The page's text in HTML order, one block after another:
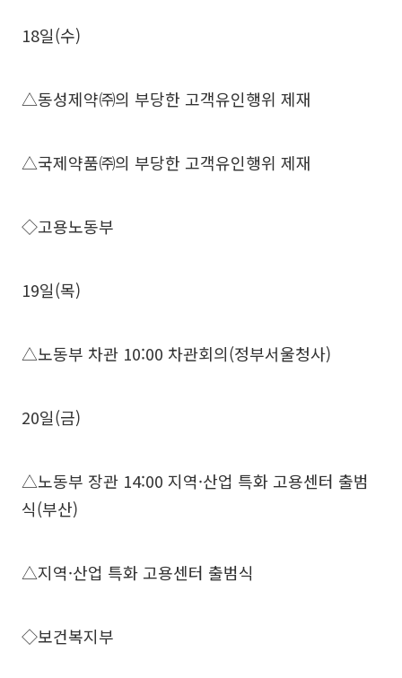
18일(수)
△동성제약㈜의 부당한 고객유인행위 제재
△국제약품㈜의 부당한 고객유인행위 제재
◇고용노동부
19일(목)
△노동부 차관 10:00 차관회의(정부서울청사)
20일(금)
△노동부 장관 14:00 지역·산업 특화 고용센터 출범
식(부산)
△지역·산업 특화 고용센터 출범식
◇보건복지부